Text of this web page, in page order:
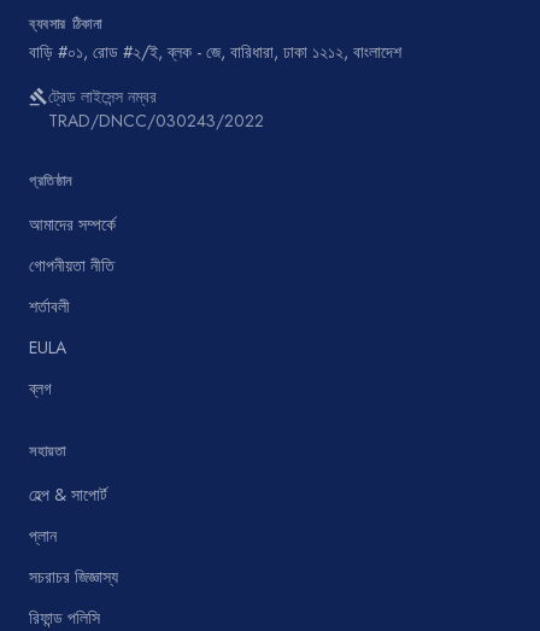
ব্যবসার ঠিকানা
বাড়ি #০১, রোড #২/ই, ব্লক - জে, বারিধারা, ঢাকা ১২১২, বাংলাদেশ
gavelট্রেড লাইসেন্স নম্বর
TRAD/DNCC/030243/2022
প্রতিষ্ঠান
আমাদের সম্পর্কে
গোপনীয়তা নীতি
শর্তাবলী
EULA
ব্লগ
সহায়তা
হেল্প & সাপোর্ট
প্লান
সচরাচর জিজ্ঞাস্য
রিফান্ড পলিসি